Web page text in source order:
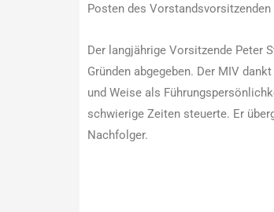
Posten des
Der langjährige Vorsitzende Peter
Gründen abgegeben. Der MIV
und Weise als
schwierige Zeiten steuerte. Er
Nachfolger.